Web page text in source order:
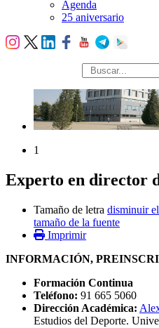
Agenda
25 aniversario
búsqueda
1
Experto en director
Tamaño de letra disminuir
tamaño de la fuente
Imprimir
INFORMACIÓN,
Formación Continua
Teléfono: 91 665 5060
Dirección Académica:
Estudios del Deporte.